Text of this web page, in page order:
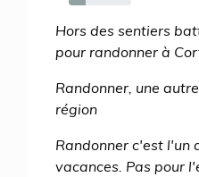
27%
Hors des sentiers
pour randonner à
Randonner, une
région
Randonner c'est l'un
vacances. Pas pour